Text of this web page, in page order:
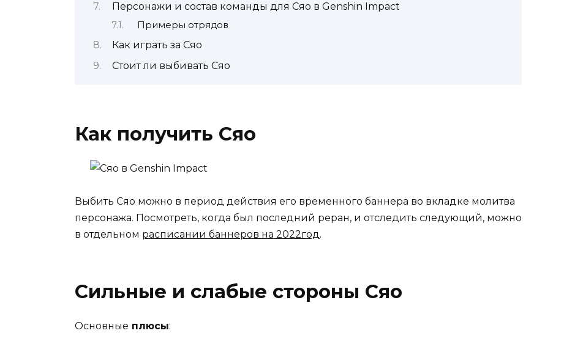
Персонажи и состав команды для Сяо в Genshin Impact
Примеры отрядов
Как играть за Сяо
Стоит ли выбивать Сяо
Как получить Сяо
Выбить Сяо можно в период действия его временного баннера во вкладке молитва
персонажа. Посмотреть, когда был последний реран, и отследить следующий, можно
в отдельном расписании баннеров на 2022год.
Сильные и слабые стороны Сяо
Основные плюсы: